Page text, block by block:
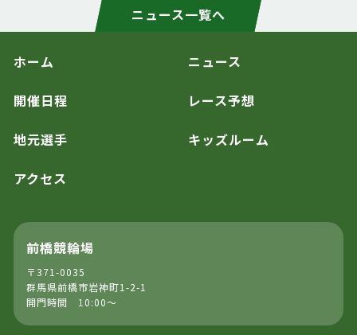
ニュース一覧へ
ホーム ニュース
開催日程 レース予想
地元選手 キッズルーム
アクセス
前橋競輪場
〒371-0035
群馬県前橋市岩神町1-2-1
開門時間 10:00～